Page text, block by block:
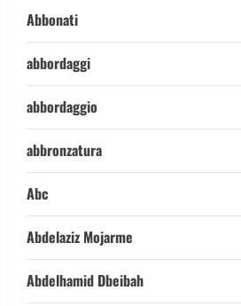
Abbonati
abbordaggi
abbordaggio
abbronzatura
Abc
Abdelaziz Mojarme
Abdelhamid Dbeibah